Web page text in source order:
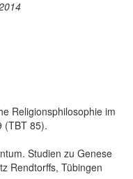
Religionsphilosophie im
(TBT 85).
Studien zu Genese
Rendtorffs, Tübingen